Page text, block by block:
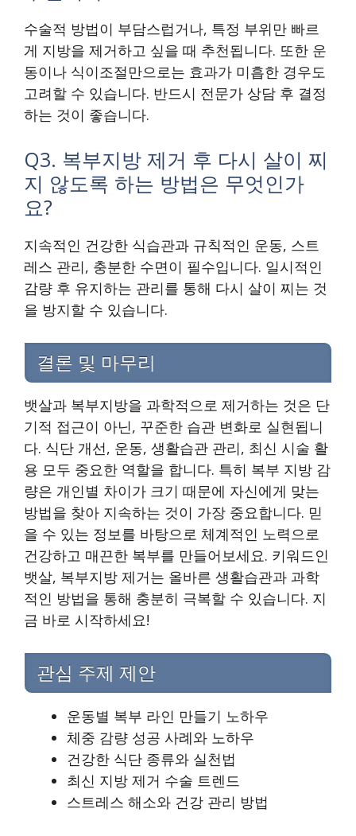
수술적 방법이 부담스럽거나, 특정 부위만 빠르
게 지방을 제거하고 싶을 때 추천됩니다. 또한 운
동이나 식이조절만으로는 효과가 미흡한 경우도
고려할 수 있습니다. 반드시 전문가 상담 후 결정
하는 것이 좋습니다.
Q3. 복부지방 제거 후 다시 살이 찌
지 않도록 하는 방법은 무엇인가
요?
지속적인 건강한 식습관과 규칙적인 운동, 스트
레스 관리, 충분한 수면이 필수입니다. 일시적인
감량 후 유지하는 관리를 통해 다시 살이 찌는 것
을 방지할 수 있습니다.
결론 및 마무리
뱃살과 복부지방을 과학적으로 제거하는 것은 단
기적 접근이 아닌, 꾸준한 습관 변화로 실현됩니
다. 식단 개선, 운동, 생활습관 관리, 최신 시술 활
용 모두 중요한 역할을 합니다. 특히 복부 지방 감
량은 개인별 차이가 크기 때문에 자신에게 맞는
방법을 찾아 지속하는 것이 가장 중요합니다. 믿
을 수 있는 정보를 바탕으로 체계적인 노력으로
건강하고 매끈한 복부를 만들어보세요. 키워드인
뱃살, 복부지방 제거는 올바른 생활습관과 과학
적인 방법을 통해 충분히 극복할 수 있습니다. 지
금 바로 시작하세요!
관심 주제 제안
운동별 복부 라인 만들기 노하우
체중 감량 성공 사례와 노하우
건강한 식단 종류와 실천법
최신 지방 제거 수술 트렌드
스트레스 해소와 건강 관리 방법